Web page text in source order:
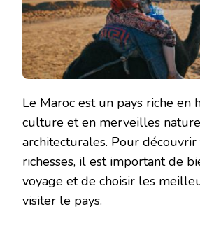
Le Maroc est un pays riche en
culture et en merveilles
architecturales. Pour découvrir
richesses, il est important de
voyage et de choisir les
visiter le pays.